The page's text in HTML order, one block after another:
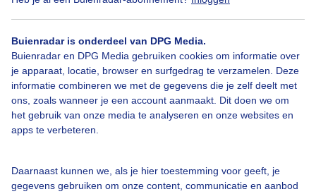
Buienradar is onderdeel van DPG Media.
Buienradar en DPG Media gebruiken cookies om informatie over
je apparaat, locatie, browser en surfgedrag te verzamelen. Deze
informatie combineren we met de gegevens die je zelf deelt met
ons, zoals wanneer je een account aanmaakt. Dit doen we om
het gebruik van onze media te analyseren en onze websites en
apps te verbeteren.
Daarnaast kunnen we, als je hier toestemming voor geeft, je
gegevens gebruiken om onze content, communicatie en aanbod
Wolken Regen
Bekijk slideshow